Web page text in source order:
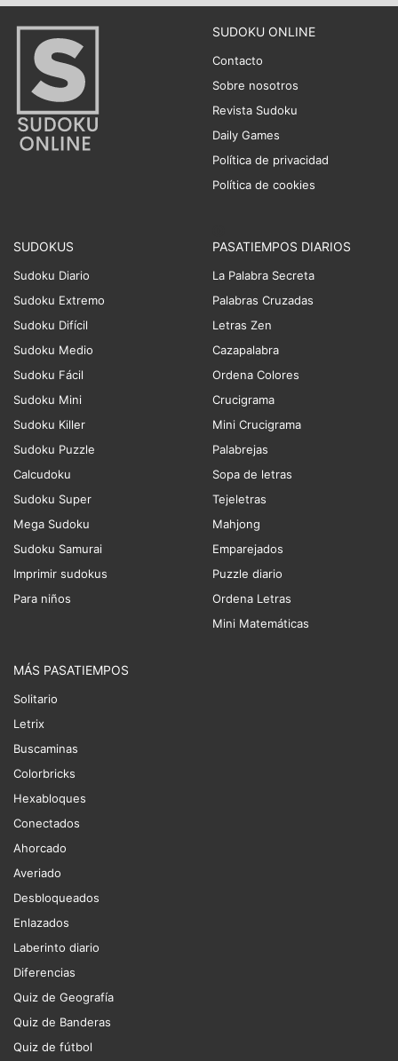
SUDOKU ONLINE
Contacto
Sobre nosotros
Revista Sudoku
Daily Games
Política de privacidad
Política de cookies
SUDOKUS
Sudoku Diario
Sudoku Extremo
Sudoku Difícil
Sudoku Medio
Sudoku Fácil
Sudoku Mini
Sudoku Killer
Sudoku Puzzle
Calcudoku
Sudoku Super
Mega Sudoku
Sudoku Samurai
Imprimir sudokus
Para niños
PASATIEMPOS DIARIOS
La Palabra Secreta
Palabras Cruzadas
Letras Zen
Cazapalabra
Ordena Colores
Crucigrama
Mini Crucigrama
Palabrejas
Sopa de letras
Tejeletras
Mahjong
Emparejados
Puzzle diario
Ordena Letras
Mini Matemáticas
MÁS PASATIEMPOS
Solitario
Letrix
Buscaminas
Colorbricks
Hexabloques
Conectados
Ahorcado
Averiado
Desbloqueados
Enlazados
Laberinto diario
Diferencias
Quiz de Geografía
Quiz de Banderas
Quiz de fútbol